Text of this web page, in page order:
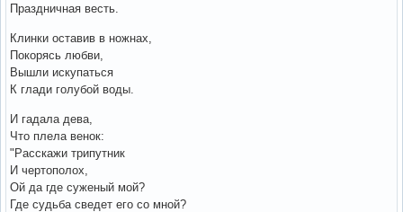
Праздничная весть.
Клинки оставив в ножнах,
Покорясь любви,
Вышли искупаться
К глади голубой воды.
И гадала дева,
Что плела венок:
"Расскажи трипутник
И чертополох,
Ой да где суженый мой?
Где судьба сведет его со мной?